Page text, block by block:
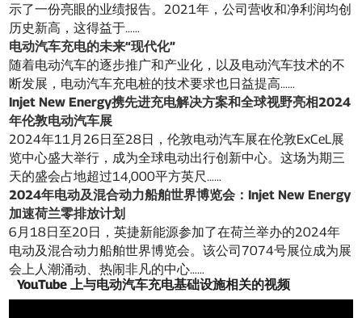
示了一份亮眼的业绩报告。2021年，公司营收和净利润均创
历史新高，这得益于……
电动汽车充电的未来“现代化”
随着电动汽车的逐步推广和产业化，以及电动汽车技术的不
断发展，电动汽车充电桩的技术要求也日益提高……
Injet New Energy携先进充电解决方案和全球视野亮相2024
年伦敦电动汽车展
2024年11月26日至28日，伦敦电动汽车展在伦敦ExCeL展
览中心盛大举行，成为全球电动出行创新中心。这场为期三
天的盛会占地超过14,000平方英尺……
2024年电动及混合动力船舶世界博览会：Injet New Energy
加速荷兰零排放计划
6月18日至20日，英捷新能源参加了在荷兰举办的2024年
电动及混合动力船舶世界博览会。该公司7074号展位成为展
会上人潮涌动、热闹非凡的中心……
YouTube 上与电动汽车充电基础设施相关的视频